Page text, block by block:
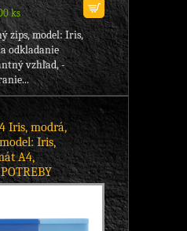
ks
zips, model: Iris,
odkladanie
vzhľad, -
Iris, modrá,
Iris,
A4,